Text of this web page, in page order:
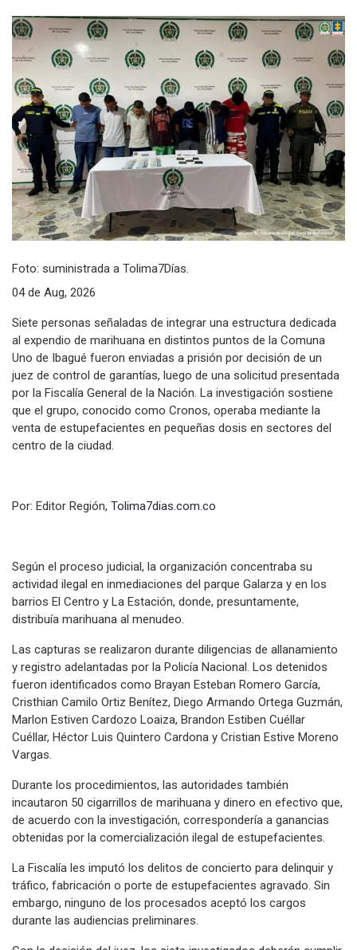
Foto: suministrada a Tolima7Días.
04 de Aug, 2026
Siete personas señaladas de integrar una estructura dedicada
al expendio de marihuana en distintos puntos de la Comuna
Uno de Ibagué fueron enviadas a prisión por decisión de un
juez de control de garantías, luego de una solicitud presentada
por la Fiscalía General de la Nación. La investigación sostiene
que el grupo, conocido como Cronos, operaba mediante la
venta de estupefacientes en pequeñas dosis en sectores del
centro de la ciudad.
Por: Editor Región, Tolima7dias.com.co
Según el proceso judicial, la organización concentraba su
actividad ilegal en inmediaciones del parque Galarza y en los
barrios El Centro y La Estación, donde, presuntamente,
distribuía marihuana al menudeo.
Las capturas se realizaron durante diligencias de allanamiento
y registro adelantadas por la Policía Nacional. Los detenidos
fueron identificados como Brayan Esteban Romero García,
Cristhian Camilo Ortiz Benítez, Diego Armando Ortega Guzmán,
Marlon Estiven Cardozo Loaiza, Brandon Estiben Cuéllar
Cuéllar, Héctor Luis Quintero Cardona y Cristian Estive Moreno
Vargas.
Durante los procedimientos, las autoridades también
incautaron 50 cigarrillos de marihuana y dinero en efectivo que,
de acuerdo con la investigación, correspondería a ganancias
obtenidas por la comercialización ilegal de estupefacientes.
La Fiscalía les imputó los delitos de concierto para delinquir y
tráfico, fabricación o porte de estupefacientes agravado. Sin
embargo, ninguno de los procesados aceptó los cargos
durante las audiencias preliminares.